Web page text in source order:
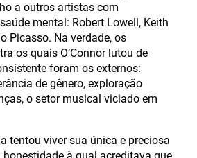
a outros artistas com
mental: Robert Lowell, Keith
Picasso. Na verdade, os
os quais O’Connor lutou de
foram os externos:
de gênero, exploração
o setor musical viciado em
tentou viver sua única e preciosa